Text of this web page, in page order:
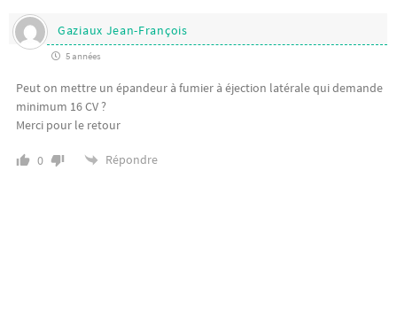
Gaziaux Jean-François
5 années
Peut on mettre un épandeur à fumier à éjection latérale qui demande
minimum 16 CV ?
Merci pour le retour
0 Répondre